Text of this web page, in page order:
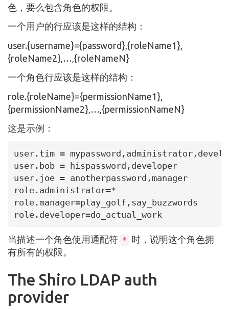
色，要么包含角色的权限。
一个用户的行应该是这样的结构：
user.{username}={password},{roleName1},
{roleName2},…​,{roleNameN}
一个角色行应该是这样的结构：
role.{roleName}={permissionName1},
{permissionName2},…​,{permissionNameN}
这是示例：
user.tim =
user.bob = hispassword,developer
user.joe = anotherpassword,manager
role.administrator=*
role.manager=play_golf,say_buzzwords
role.developer=do_actual_work
当描述一个角色使用通配符 * 时，说明这个角色拥
有所有的权限。
The Shiro LDAP auth
provider